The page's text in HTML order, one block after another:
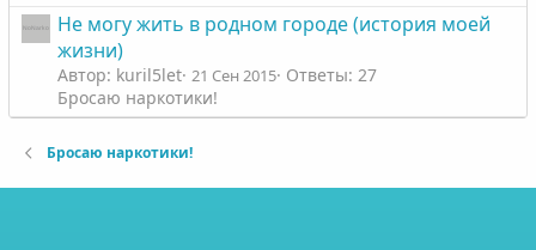
Не могу жить в родном городе (история моей
жизни)
Автор: kuril5let 21 Сен 2015 Ответы: 27
Бросаю наркотики!
Бросаю наркотики!